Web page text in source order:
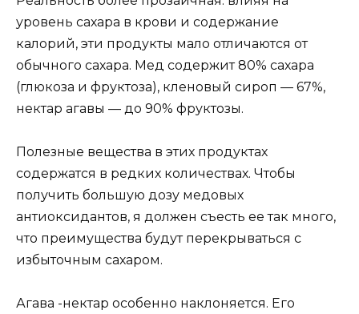
уровень сахара в крови и содержание
калорий, эти продукты мало отличаются от
обычного сахара. Мед содержит 80% сахара
(глюкоза и фруктоза), кленовый сироп — 67%,
нектар агавы — до 90% фруктозы.
Полезные вещества в этих продуктах
содержатся в редких количествах. Чтобы
получить большую дозу медовых
антиоксидантов, я должен съесть ее так много,
что преимущества будут перекрываться с
избыточным сахаром.
Агава -нектар особенно наклоняется. Его